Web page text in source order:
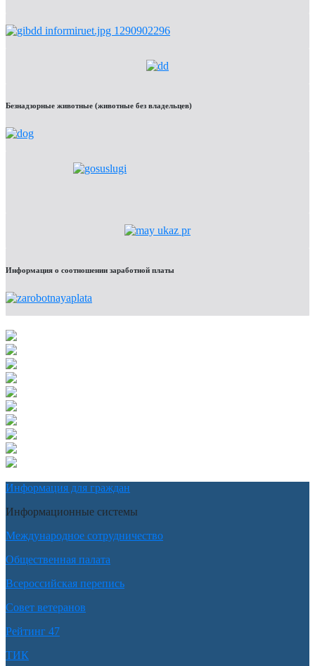
Безнадзорные животные (животные без владельцев)
Информация о соотношении заработной платы
Информация для граждан
Информационные системы
Международное сотрудничество
Общественная палата
Всероссийская перепись
Совет ветеранов
Рейтинг 47
ТИК